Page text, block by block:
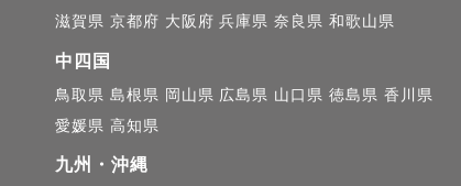
ニューボーン通常プラン内容🌷
円（税込）
:2時間
:40枚（うちアートフォト15-20枚程度）
２ポーズ（おくるみカラー、巻き方、スタイリン
滋賀県 京都府 大阪府 兵庫県 奈良県 和歌山県
中四国
鳥取県 島根県 岡山県 広島県 山口県 徳島県 香川県
愛媛県 高知県
九州・沖縄